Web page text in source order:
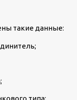
такие данные:
типа;